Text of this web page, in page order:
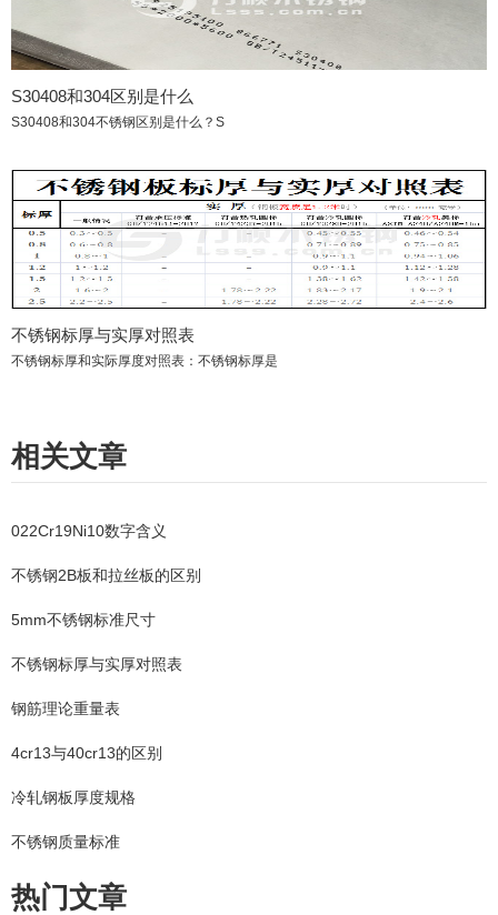
S30408和304区别是什么
S30408和304不锈钢区别是什么？S
不锈钢标厚与实厚对照表
不锈钢标厚和实际厚度对照表：不锈钢标厚是
相关文章
022Cr19Ni10数字含义
不锈钢2B板和拉丝板的区别
5mm不锈钢标准尺寸
不锈钢标厚与实厚对照表
钢筋理论重量表
4cr13与40cr13的区别
冷轧钢板厚度规格
不锈钢质量标准
热门文章